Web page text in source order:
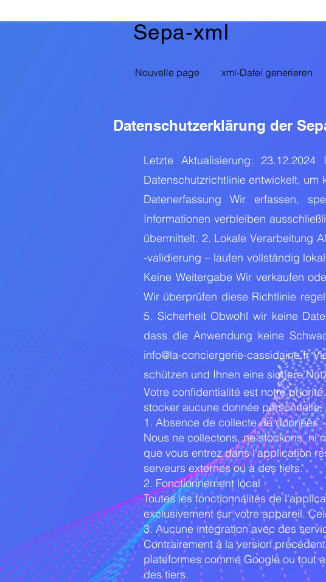
Sepa-xml
Nouvelle page xml-Datei generieren
Datenschutzerklärung der
Letzte Aktualisierung:
Datenschutzrichtlinie entwickelt, um
Datenerfassung Wir erfassen,
Informationen verbleiben
übermittelt. 2. Lokale Verarbeitung
-validierung – laufen vollständig
Keine Weitergabe Wir verkaufen
Wir überprüfen diese Richtlinie
5. Sicherheit Obwohl wir keine
dass die Anwendung keine
info@la-conciergerie-cassidaine.fr
schützen und Ihnen eine sichere
Votre confidentialité est notre
stocker aucune donnée
1. Absence de collecte de données
Nous ne collectons, ne stockons, ni
que vous entrez dans l'application
serveurs externes ou à des tiers.
2. Fonctionnement local
Toutes les fonctionnalités de
exclusivement sur votre appareil.
3. Aucune intégration avec des
Contrairement à la version
plateformes comme Google ou tout
des tiers.